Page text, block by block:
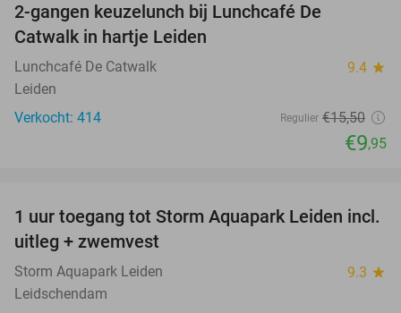
2-gangen keuzelunch bij Lunchcafé De
Catwalk in hartje Leiden
Lunchcafé De Catwalk 9.4 star
Leiden
Verkocht: 414
Regulier €15,50
€9,95
38%
1 uur toegang tot Storm Aquapark Leiden incl.
uitleg + zwemvest
Storm Aquapark Leiden 9.3 star
Leidschendam